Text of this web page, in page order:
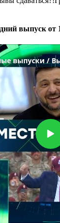
выпуск от